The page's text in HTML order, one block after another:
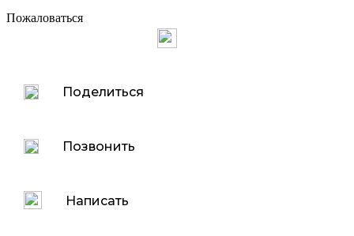
Пожаловаться
Поделиться
Позвонить
Написать